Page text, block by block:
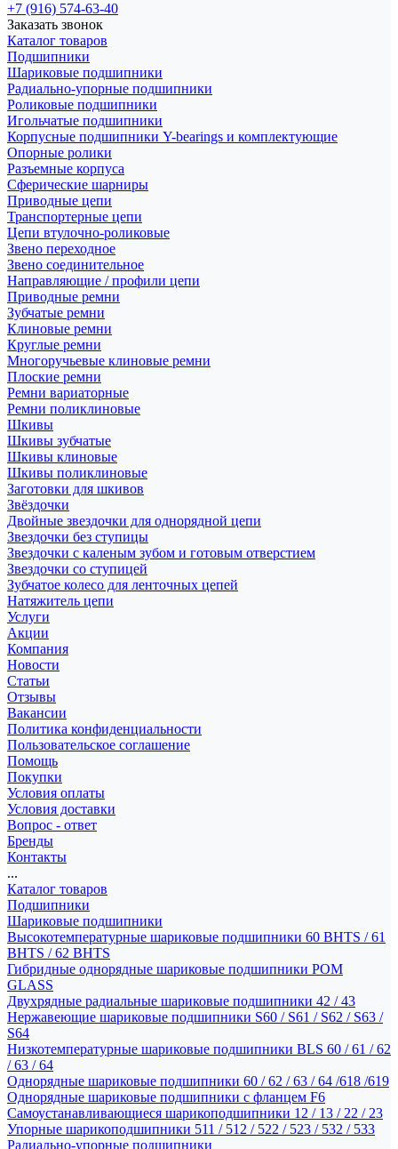
+7 (916) 574-63-40
Заказать звонок
Каталог товаров
Подшипники
Шариковые подшипники
Радиально-упорные подшипники
Роликовые подшипники
Игольчатые подшипники
Корпусные подшипники Y-bearings и комплектующие
Опорные ролики
Разъемные корпуса
Сферические шарниры
Приводные цепи
Транспортерные цепи
Цепи втулочно-роликовые
Звено переходное
Звено соединительное
Направляющие / профили цепи
Приводные ремни
Зубчатые ремни
Клиновые ремни
Круглые ремни
Многоручьевые клиновые ремни
Плоские ремни
Ремни вариаторные
Ремни поликлиновые
Шкивы
Шкивы зубчатые
Шкивы клиновые
Шкивы поликлиновые
Заготовки для шкивов
Звёздочки
Двойные звездочки для однорядной цепи
Звездочки без ступицы
Звездочки с каленым зубом и готовым отверстием
Звездочки со ступицей
Зубчатое колесо для ленточных цепей
Натяжитель цепи
Услуги
Акции
Компания
Новости
Статьи
Отзывы
Вакансии
Политика конфиденциальности
Пользовательское соглашение
Помощь
Покупки
Условия оплаты
Условия доставки
Вопрос - ответ
Бренды
Контакты
...
Каталог товаров
Подшипники
Шариковые подшипники
Высокотемпературные шариковые подшипники 60 BHTS / 61
BHTS / 62 BHTS
Гибридные однорядные шариковые подшипники POM
GLASS
Двухрядные радиальные шариковые подшипники 42 / 43
Нержавеющие шариковые подшипники S60 / S61 / S62 / S63 /
S64
Низкотемпературные шариковые подшипники BLS 60 / 61 / 62
/ 63 / 64
Однорядные шариковые подшипники 60 / 62 / 63 / 64 /618 /619
Однорядные шариковые подшипники с фланцем F6
Самоустанавливающиеся шарикоподшипники 12 / 13 / 22 / 23
Упорные шарикоподшипники 511 / 512 / 522 / 523 / 532 / 533
Радиально-упорные подшипники